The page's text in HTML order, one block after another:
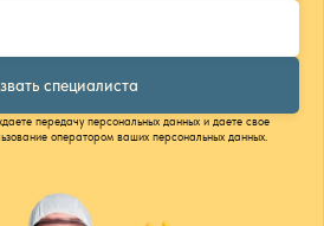
специалиста
передачу персональных данных и даете свое
оператором ваших персональных данных.